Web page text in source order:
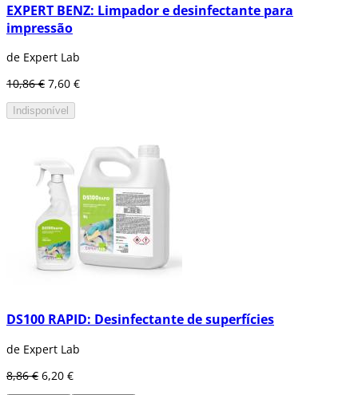
EXPERT BENZ: Limpador e desinfectante para
impressão
de Expert Lab
10,86 € 7,60 €
Indisponível
DS100 RAPID: Desinfectante de superfícies
de Expert Lab
8,86 € 6,20 €